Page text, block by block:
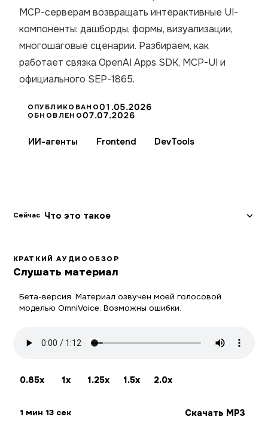
MCP-серверам возвращать интерактивные UI-
компоненты: дашборды, формы, визуализации,
многошаговые сценарии. Разбираем, как
работает связка OpenAI Apps SDK, MCP-UI и
официального SEP-1865.
ОПУБЛИКОВАНО01.05.2026
ОБНОВЛЕНО07.07.2026
ИИ-агенты Frontend DevTools
Сейчас Что это такое
КРАТКИЙ АУДИООБЗОР
Слушать материал
Бета-версия. Материал озвучен моей голосовой
моделью OmniVoice. Возможны ошибки.
0.85x 1x 1.25x 1.5x 2.0x
1 мин 13 сек Скачать MP3